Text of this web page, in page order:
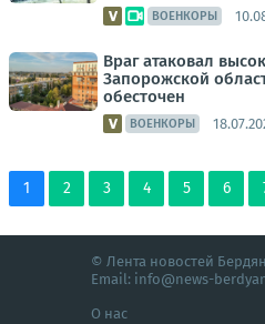
ВОЕНКОРЫ
Враг атаковал
Запорожской
обесточен
ВОЕНКОРЫ
1 2 3 4 5 6
© Лента новостей
Email: info@news-
О нас